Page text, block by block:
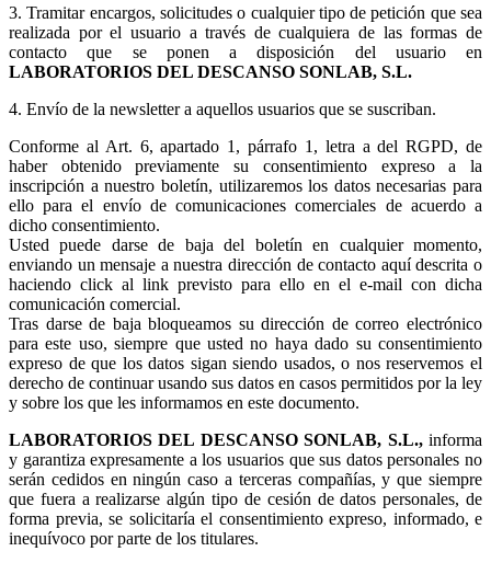
3.Tramitar encargos, solicitudes o cualquier tipo de petición que sea
realizada por el usuario a través de cualquiera de las formas de
contacto que se ponen a disposición del usuario en
LABORATORIOS DEL DESCANSO SONLAB, S.L.
4. Envío de la newsletter a aquellos usuarios que se suscriban.
Conforme al Art. 6, apartado 1, párrafo 1, letra a del RGPD, de
haber obtenido previamente su consentimiento expreso a la
inscripción a nuestro boletín, utilizaremos los datos necesarias para
ello para el envío de comunicaciones comerciales de acuerdo a
dicho consentimiento.
Usted puede darse de baja del boletín en cualquier momento,
enviando un mensaje a nuestra dirección de contacto aquí descrita o
haciendo click al link previsto para ello en el e-mail con dicha
comunicación comercial.
Tras darse de baja bloqueamos su dirección de correo electrónico
para este uso, siempre que usted no haya dado su consentimiento
expreso de que los datos sigan siendo usados, o nos reservemos el
derecho de continuar usando sus datos en casos permitidos por la ley
y sobre los que les informamos en este documento.
LABORATORIOS DEL DESCANSO SONLAB, S.L.,informa
y garantiza expresamente a los usuarios que sus datos personales no
serán cedidos en ningún caso a terceras compañías, y que siempre
que fuera a realizarse algún tipo de cesión de datos personales, de
forma previa, se solicitaría el consentimiento expreso, informado, e
inequívoco por parte de los titulares.